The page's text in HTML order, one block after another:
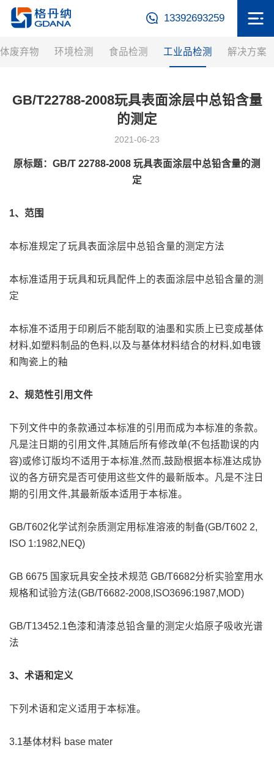
13392693259
废弃物 环境检测 食品检测 工业品检测 解决方案
GB/T22788-2008玩具表面涂层中总铅含量
的测定
2021-06-23
原标题：GB/T 22788-2008 玩具表面涂层中总铅含量的测
定
1、范围
本标准规定了玩具表面涂层中总铅含量的测定方法
本标准适用于玩具和玩具配件上的表面涂层中总铅含量的测
定
本标准不适用于印刷后不能刮取的油墨和实质上已变成基体
材料,如塑料制品的色料,以及与基体材料结合的材料,如电镀
和陶瓷上的釉
2、规范性引用文件
下列文件中的条款通过本标准的引用而成为本标准的条款。
凡是注日期的引用文件,其随后所有修改单(不包括勘误的内
容)或修订版均不适用于本标准,然而,鼓励根据本标准达成协
议的各方研究是否可使用这些文件的最新版本。凡是不注日
期的引用文件,其最新版本适用于本标准。
GB/T602化学试剂杂质测定用标准溶液的制备(GB/T602 2,
ISO 1:1982,NEQ)
GB 6675 国家玩具安全技术规范 GB/T6682分析实验室用水
规格和试验方法(GB/T6682-2008,ISO3696:1987,MOD)
GB/T13452.1色漆和清漆总铅含量的测定火焰原子吸收光谱
法
3、术语和定义
下列术语和定义适用于本标准。
3.1基体材料 base mater